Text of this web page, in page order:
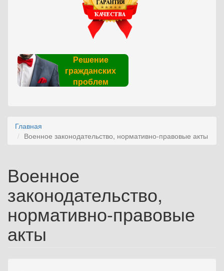
Решение
гражданских
проблем
Главная
Военное законодательство, нормативно-правовые акты
Военное
законодательство,
нормативно-правовые
акты